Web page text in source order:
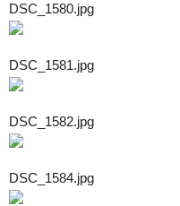
DSC_1580.jpg
DSC_1581.jpg
DSC_1582.jpg
DSC_1584.jpg